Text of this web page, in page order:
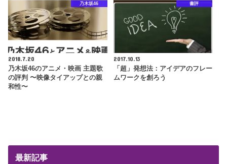
乃木坂46
2018.7.20
乃木坂46のアニメ・映画 主題歌
の評判 〜映像タイアップとの親
和性〜
書評
2017.10.13
「超」発想法：アイデアのフレー
ムワークを創ろう
最新記事